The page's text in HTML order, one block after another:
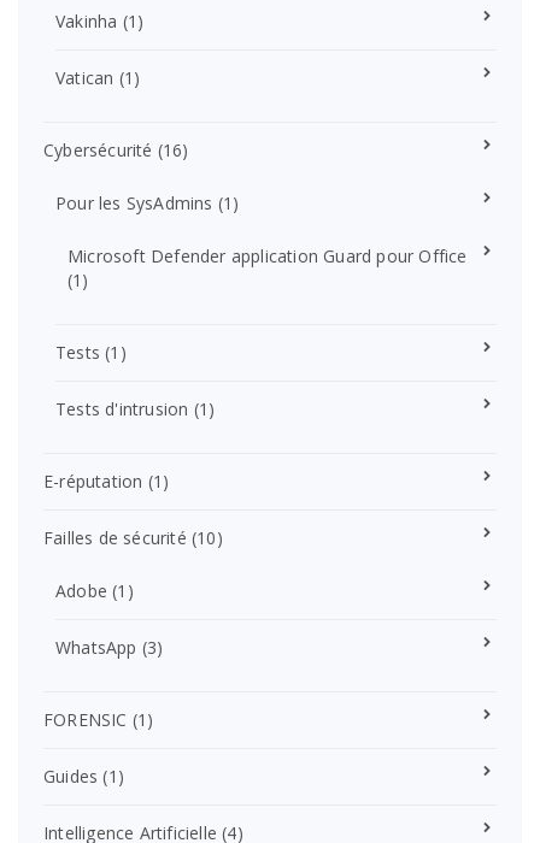
Vakinha (1)
Vatican (1)
Cybersécurité (16)
Pour les SysAdmins (1)
Microsoft Defender application Guard pour Office
(1)
Tests (1)
Tests d'intrusion (1)
E-réputation (1)
Failles de sécurité (10)
Adobe (1)
WhatsApp (3)
FORENSIC (1)
Guides (1)
Intelligence Artificielle (4)